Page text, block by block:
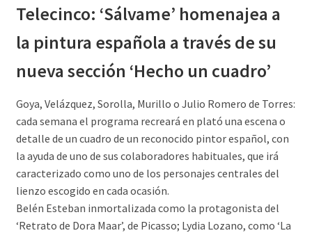
Telecinco: ‘Sálvame’ homenajea a
la pintura española a través de su
nueva sección ‘Hecho un cuadro’
Goya, Velázquez, Sorolla, Murillo o Julio Romero de Torres:
cada semana el programa recreará en plató una escena o
detalle de un cuadro de un reconocido pintor español, con
la ayuda de uno de sus colaboradores habituales, que irá
caracterizado como uno de los personajes centrales del
lienzo escogido en cada ocasión.
Belén Esteban inmortalizada como la protagonista del
‘Retrato de Dora Maar’, de Picasso; Lydia Lozano, como ‘La